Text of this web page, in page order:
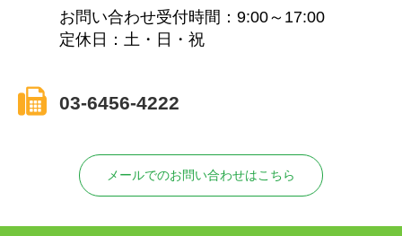
お問い合わせ受付時間：9:00～17:00
定休日：土・日・祝
03-6456-4222
メールでのお問い合わせはこちら